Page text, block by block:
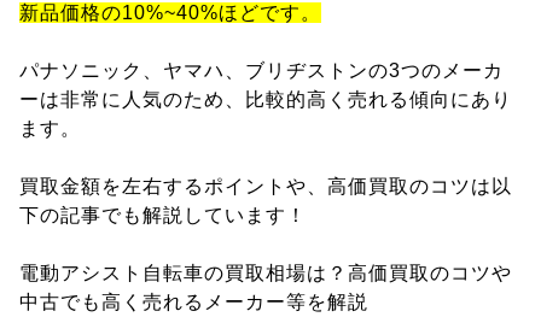
新品価格の10%~40%ほどです。
パナソニック、ヤマハ、ブリヂストンの3つのメーカ
ーは非常に人気のため、比較的高く売れる傾向にあり
ます。
買取金額を左右するポイントや、高価買取のコツは以
下の記事でも解説しています！
電動アシスト自転車の買取相場は？高価買取のコツや
中古でも高く売れるメーカー等を解説